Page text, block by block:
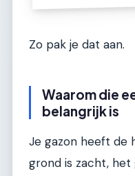
Zo pak je dat aan.
Waarom die
belangrijk is
Je gazon heeft de
grond is zacht, het